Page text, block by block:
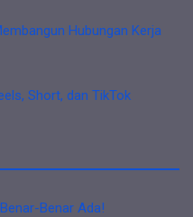
Hubungan Kerja
Short, dan TikTok
Benar Ada!